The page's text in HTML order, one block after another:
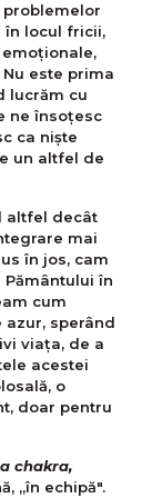
problemelor
în locul fricii,
este prima
lucrăm cu
ne însoțesc
ca niște
un altfel de
altfel decât
mai
în jos, cam
Pământului în
cum
azur, sperând
viața, de a
acestei
o
doar pentru
chakra,
„în echipă".